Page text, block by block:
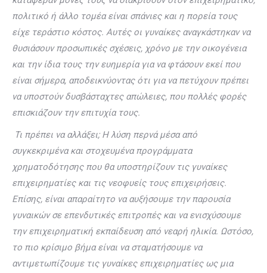
πολιτικό ή άλλο τομέα είναι σπάνιες και η πορεία τους
είχε τεράστιο κόστος. Αυτές οι γυναίκες αναγκάστηκαν να
θυσιάσουν προσωπικές σχέσεις, χρόνο με την οικογένεια
και την ίδια τους την ευημερία για να φτάσουν εκεί που
είναι σήμερα, αποδεικνύοντας ότι για να πετύχουν πρέπει
να υποστούν δυσβάσταχτες απώλειες, που πολλές φορές
επισκιάζουν την επιτυχία τους.
Τι πρέπει να αλλάξει; Η λύση περνά μέσα από
συγκεκριμένα και στοχευμένα προγράμματα
χρηματοδότησης που θα υποστηρίζουν τις γυναίκες
επιχειρηματίες και τις νεοφυείς τους επιχειρήσεις.
Επίσης, είναι απαραίτητο να αυξήσουμε την παρουσία
γυναικών σε επενδυτικές επιτροπές και να ενισχύσουμε
την επιχειρηματική εκπαίδευση από νεαρή ηλικία. Ωστόσο,
το πιο κρίσιμο βήμα είναι να σταματήσουμε να
αντιμετωπίζουμε τις γυναίκες επιχειρηματίες ως μια